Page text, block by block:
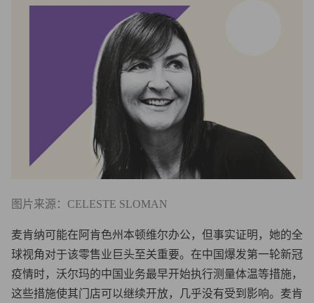
图片来源：CELESTE SLOMAN
麦肯纳可能在阿肯色州本顿维尔办公，但事实证明，她的全
球视角对于该零售业巨头至关重要。在中国爆发第一轮新冠
疫情时，沃尔玛的中国业务最早开始执行测量体温等措施，
这些措施使其门店可以继续开放，几乎没有受到影响。麦肯